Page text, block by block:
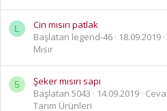
L
Cin mısırı patlak
Başlatan legend-46
18.09.2019
Mısır
5
Şeker mısırı sapı
Başlatan 5043
14.09.2019
Tarım Ürünleri